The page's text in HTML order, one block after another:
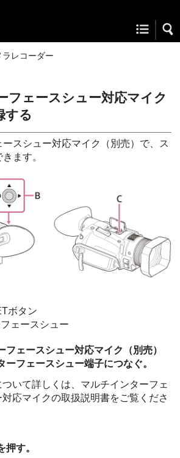
レコーダー
フェースシュー対応マイク
する
スシュー対応マイク（別売）で、ス
ます。
ボタン
ェースシュー
フェースシュー対応マイク（別売）
ーフェースシュー端子につなぐ。
いて詳しくは、マルチインターフェ
応マイクの取扱説明書をご覧くださ
押す。